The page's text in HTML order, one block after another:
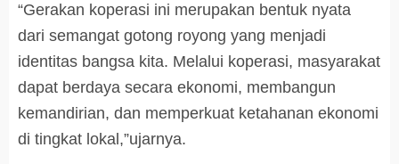
“Gerakan koperasi ini merupakan bentuk nyata
dari semangat gotong royong yang menjadi
identitas bangsa kita. Melalui koperasi, masyarakat
dapat berdaya secara ekonomi, membangun
kemandirian, dan memperkuat ketahanan ekonomi
di tingkat lokal,”ujarnya.